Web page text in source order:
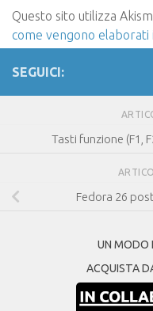
Questo sito utilizza
come vengono
SEGUICI:
Tasti funzione (F1,
Fedora 26
UN MODO
ACQUISTA